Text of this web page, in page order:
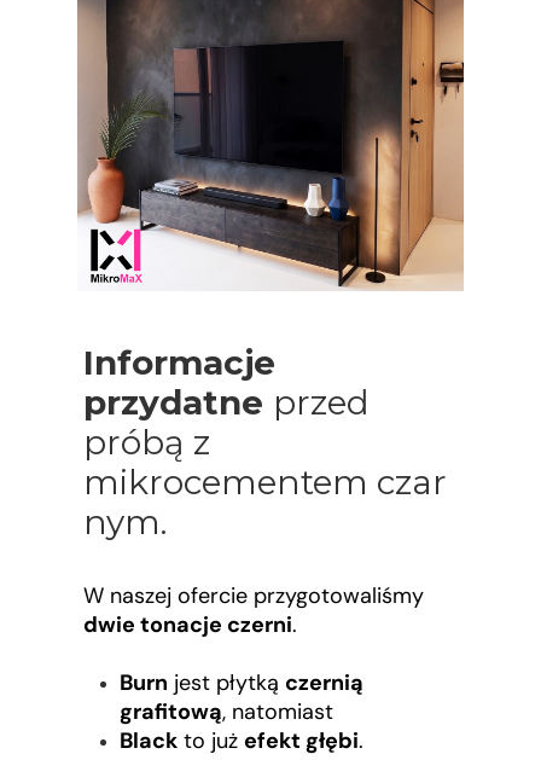
W naszej ofercie przygotowaliśmy
dwie tonacje czerni.
Burn jest płytką czernią
grafitową, natomiast
Black to już efekt głębi.
Informacje
przydatne przed
próbą z
mikrocementem czar
nym.